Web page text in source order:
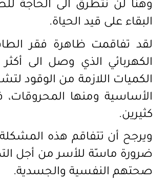
وهنا لن نتطرق الى الحاجة
البقاء على قيد الحياة.
لقد تفاقمت ظاهرة فقر
الكهربائي الذي وصل الى أكثر من 22 ساعة
الكميات اللازمة من الوقود
الأساسية ومنها
كثيرين.
ويرجح أن تتفاقم هذه
ضرورة ماسّة للأسر من أجل
صحتهم النفسية والجسدية.